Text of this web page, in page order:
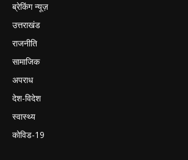
ब्रेकिंग न्यूज़
उत्तराखंड
राजनीति
सामाजिक
अपराध
देश-विदेश
स्वास्थ्य
कोविड-19